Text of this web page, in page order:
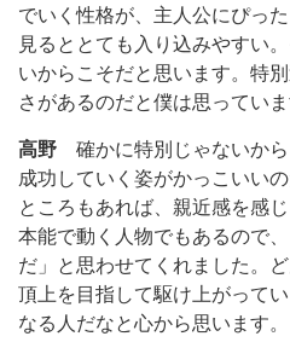
でいく性格が、主人公にぴっ
見るととても入り込みやすい
いからこそだと思います。特
さがあるのだと僕は思っていま
高野 確かに特別じゃないか
成功していく姿がかっこいい
ところもあれば、親近感を感
本能で動く人物でもあるので
だ」と思わせてくれました。
頂上を目指して駆け上がって
なる人だなと心から思います。